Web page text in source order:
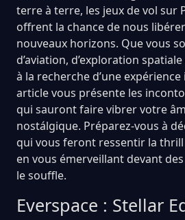
terre à terre, les jeux de vol sur
offrent la chance de nous
nouveaux horizons. Que vous
d’aviation, d’exploration
à la recherche d’une
article vous présente les
qui sauront faire vibrer votre
nostálgique. Préparez-vous à
qui vous feront ressentir la thrill
en vous émerveillant devant
le souffle.
Everspace : Stellar